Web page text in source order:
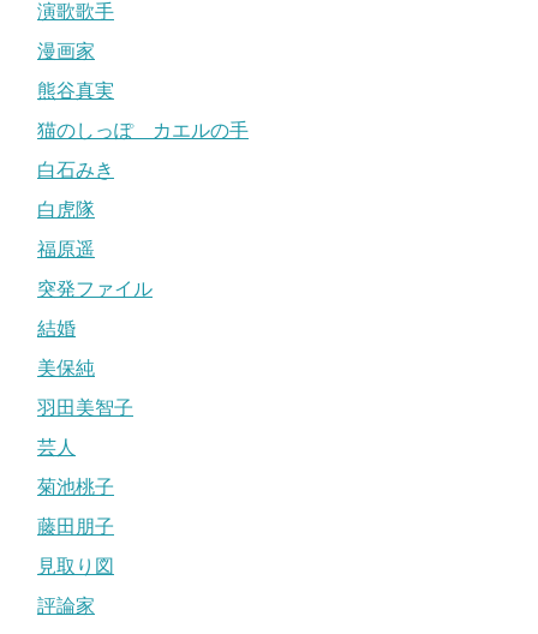
演歌歌手
漫画家
熊谷真実
猫のしっぽ カエルの手
白石みき
白虎隊
福原遥
突発ファイル
結婚
美保純
羽田美智子
芸人
菊池桃子
藤田朋子
見取り図
評論家